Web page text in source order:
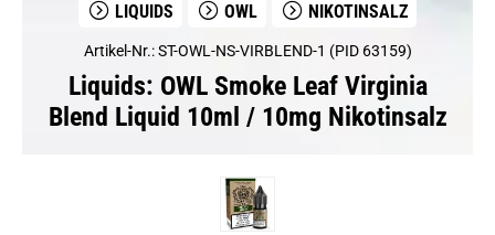
LIQUIDS OWL NIKOTINSALZ
Artikel-Nr.: ST-OWL-NS-VIRBLEND-1 (PID 63159)
Liquids: OWL Smoke Leaf Virginia
Blend Liquid 10ml / 10mg Nikotinsalz